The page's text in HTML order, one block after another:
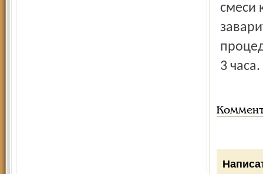
смеси
3 часа.